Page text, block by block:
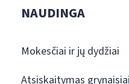
NAUDINGA
Mokesčiai ir jų dydžiai
Atsiskaitymas